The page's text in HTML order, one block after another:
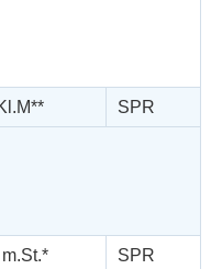
SPR
SPR